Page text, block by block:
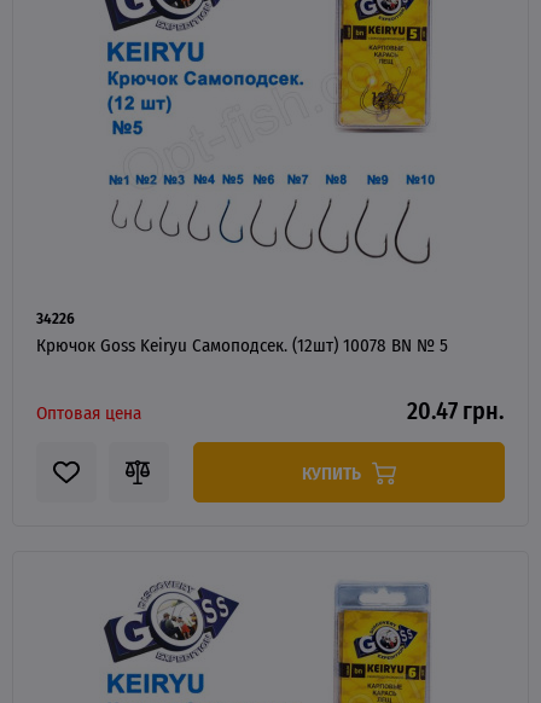
34226
Крючок Goss Keiryu Самоподсек. (12шт) 10078 BN № 5
Оптовая цена 20.47 грн.
КУПИТЬ